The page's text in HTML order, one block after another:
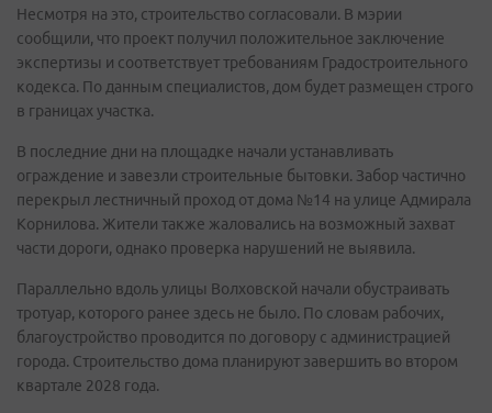
Несмотря на это, строительство согласовали. В мэрии
сообщили, что проект получил положительное заключение
экспертизы и соответствует требованиям Градостроительного
кодекса. По данным специалистов, дом будет размещен строго
в границах участка.
В последние дни на площадке начали устанавливать
ограждение и завезли строительные бытовки. Забор частично
перекрыл лестничный проход от дома №14 на улице Адмирала
Корнилова. Жители также жаловались на возможный захват
части дороги, однако проверка нарушений не выявила.
Параллельно вдоль улицы Волховской начали обустраивать
тротуар, которого ранее здесь не было. По словам рабочих,
благоустройство проводится по договору с администрацией
города. Строительство дома планируют завершить во втором
квартале 2028 года.